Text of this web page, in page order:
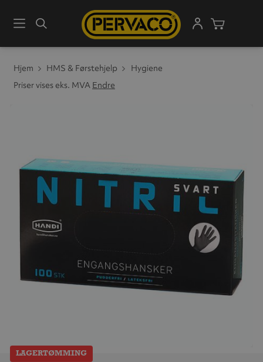
MenySøk
Hjem HMS & Førstehjelp
Hygiene
Priser vises eks. MVA Endre
LAGERTØMMING
Engangshansker